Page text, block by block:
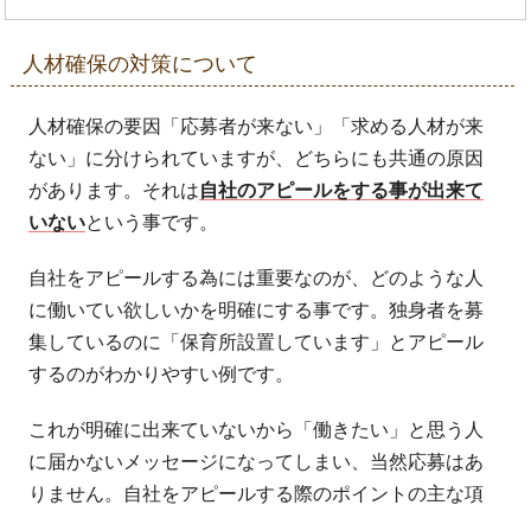
人材確保の対策について
人材確保の要因「応募者が来ない」「求める人材が来
ない」に分けられていますが、どちらにも共通の原因
があります。それは自社のアピールをする事が出来て
いないという事です。
自社をアピールする為には重要なのが、どのような人
に働いてい欲しいかを明確にする事です。独身者を募
集しているのに「保育所設置しています」とアピール
するのがわかりやすい例です。
これが明確に出来ていないから「働きたい」と思う人
に届かないメッセージになってしまい、当然応募はあ
りません。自社をアピールする際のポイントの主な項